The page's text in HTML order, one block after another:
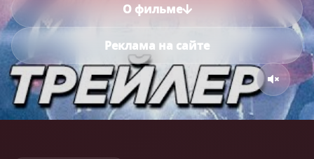
О фильме
Реклама на сайте